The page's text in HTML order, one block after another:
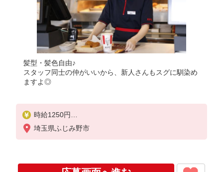
髪型・髪色自由♪
スタッフ同士の仲がいいから、新人さんもスグに馴染め
ますよ◎
時給1250円
＜高校生＞時給1200円
埼玉県ふじみ野市